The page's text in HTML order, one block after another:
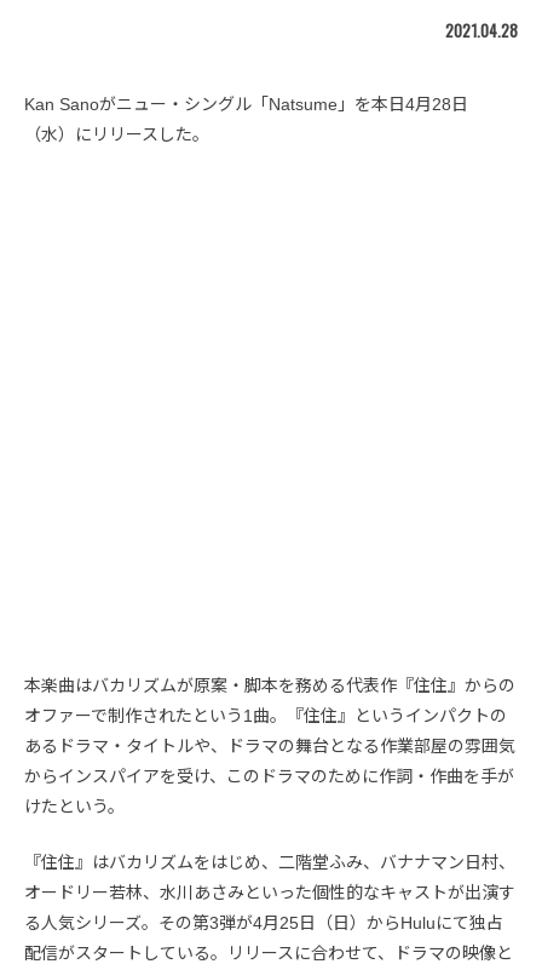
2021.04.28
Kan Sanoがニュー・シングル「Natsume」を本日4月28日
（水）にリリースした。
本楽曲はバカリズムが原案・脚本を務める代表作『住住』からの
オファーで制作されたという1曲。『住住』というインパクトの
あるドラマ・タイトルや、ドラマの舞台となる作業部屋の雰囲気
からインスパイアを受け、このドラマのために作詞・作曲を手が
けたという。
『住住』はバカリズムをはじめ、二階堂ふみ、バナナマン日村、
オードリー若林、水川あさみといった個性的なキャストが出演す
る人気シリーズ。その第3弾が4月25日（日）からHuluにて独占
配信がスタートしている。リリースに合わせて、ドラマの映像と